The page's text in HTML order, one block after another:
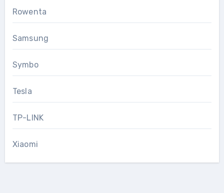
Rowenta
Samsung
Symbo
Tesla
TP-LINK
Xiaomi